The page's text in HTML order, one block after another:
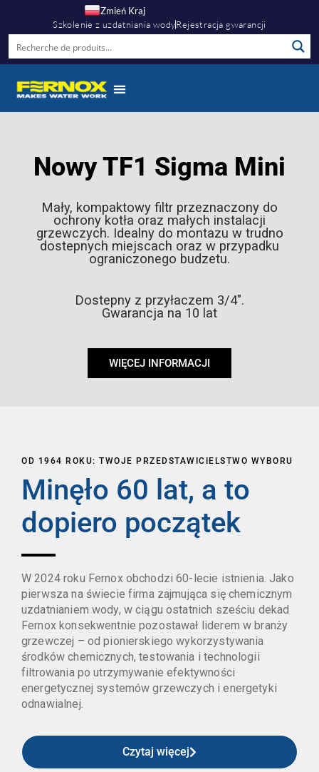
Zmień Kraj
Szkolenie z uzdatniania wodyRejestracja gwarancji
Nowy TF1 Sigma Mini
Mały, kompaktowy filtr przeznaczony do
ochrony kotła oraz małych instalacji
grzewczych. Idealny do montazu w trudno
dostepnych miejscach oraz w przypadku
ograniczonego budzetu.
Dostepny z przyłaczem 3/4".
Gwarancja na 10 lat
WIĘCEJ INFORMACJI
OD 1964 ROKU: TWOJE PRZEDSTAWICIELSTWO WYBORU
Minęło 60 lat, a to
dopiero początek
W 2024 roku Fernox obchodzi 60-lecie istnienia. Jako
pierwsza na świecie firma zajmująca się chemicznym
uzdatnianiem wody, w ciągu ostatnich sześciu dekad
Fernox konsekwentnie pozostawał liderem w branży
grzewczej – od pionierskiego wykorzystywania
środków chemicznych, testowania i technologii
filtrowania po utrzymywanie efektywności
energetycznej systemów grzewczych i energetyki
odnawialnej.
Czytaj więcej